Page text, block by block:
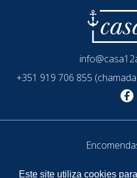
Este site utiliza cookies
+351 919 706 855